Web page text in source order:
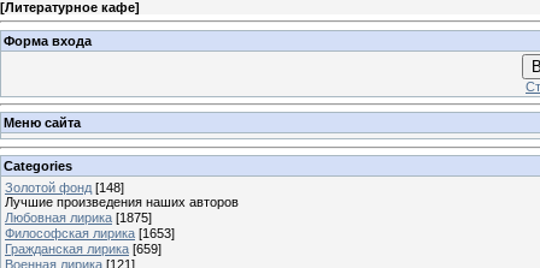
[Литературное кафе]
Форма входа
Меню сайта
Categories
Золотой фонд [148]
Лучшие произведения наших авторов
Любовная лирика [1875]
Философская лирика [1653]
Гражданская лирика [659]
Военная лирика [121]